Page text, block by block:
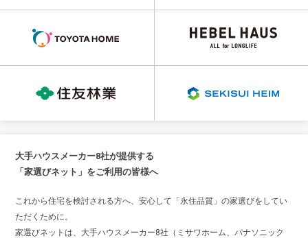
大手ハウスメーカー8社が提供する
「家選びネット」をご利用の皆様へ
これから住宅を検討される方へ、安心して「永住品質」の家選びをしてい
ただくために。
家選びネットは、大手ハウスメーカー8社（ミサワホーム、パナソニック